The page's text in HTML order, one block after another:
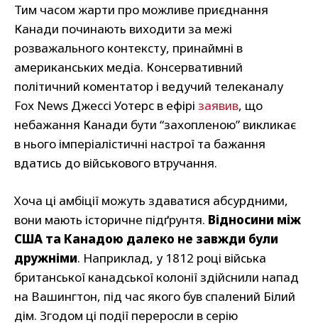
Тим часом жарти про можливе приєднання
Канади починають виходити за межі
розважального контексту, принаймні в
американських медіа. Консервативний
політичний коментатор і ведучий телеканалу
Fox News Джессі Уотерс в ефірі заявив, що
небажання Канади бути “захопленою” викликає
в нього імперіалістичні настрої та бажання
вдатись до військового втручання.
Хоча ці амбіції можуть здаватися абсурдними,
вони мають історичне підґрунтя. Відносини між
США та Канадою далеко не завжди були
дружніми. Наприклад, у 1812 році війська
британської канадської колонії здійснили напад
на Вашингтон, під час якого був спалений Білий
дім. Згодом ці події переросли в серію